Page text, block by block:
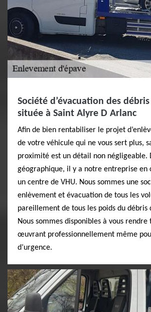
Société d’évacuation des
située à Saint Alyre D Arlanc
Afin de bien rentabiliser le projet
de votre véhicule qui ne vous sert plus,
proximité est un détail non négligeable.
géographique, il y a notre entreprise en
un centre de VHU. Nous sommes une
enlèvement et évacuation de tous les
pareillement de tous les poids du débris
Nous sommes disponibles à vous
œuvrant professionnellement même
d’urgence.